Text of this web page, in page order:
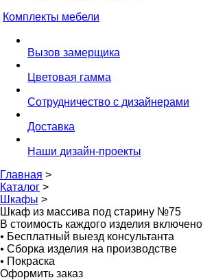
Комплекты мебели
Вызов замерщика
Цветовая гамма
Сотрудничество с дизайнерами
Доставка
Наши дизайн-проекты
Главная >
Каталог >
Шкафы >
Шкаф из массива под старину №75
В стоимость каждого изделия включено
• Бесплатный выезд консультанта
• Сборка изделия на производстве
• Покраска
Оформить заказ